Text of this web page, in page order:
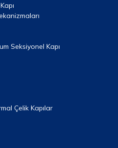
Seksiyonel Kapı
Çelik Kapılar